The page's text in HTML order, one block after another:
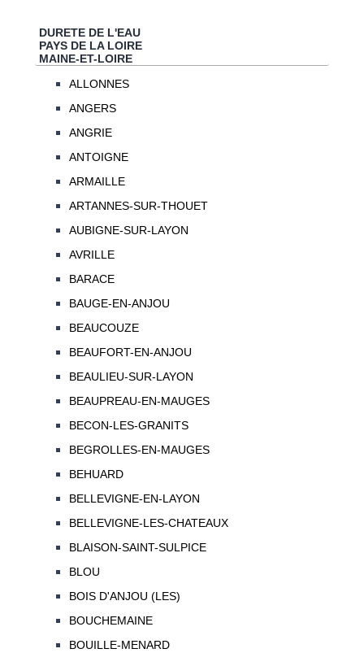
DURETE DE L'EAU
PAYS DE LA LOIRE
MAINE-ET-LOIRE
ALLONNES
ANGERS
ANGRIE
ANTOIGNE
ARMAILLE
ARTANNES-SUR-THOUET
AUBIGNE-SUR-LAYON
AVRILLE
BARACE
BAUGE-EN-ANJOU
BEAUCOUZE
BEAUFORT-EN-ANJOU
BEAULIEU-SUR-LAYON
BEAUPREAU-EN-MAUGES
BECON-LES-GRANITS
BEGROLLES-EN-MAUGES
BEHUARD
BELLEVIGNE-EN-LAYON
BELLEVIGNE-LES-CHATEAUX
BLAISON-SAINT-SULPICE
BLOU
BOIS D'ANJOU (LES)
BOUCHEMAINE
BOUILLE-MENARD